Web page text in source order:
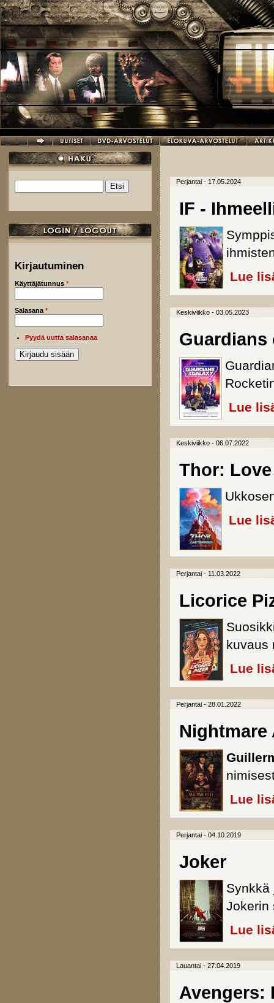
Hyppää pääsisältöön
Hakulomake
Kirjautuminen
Käyttäjätunnus *
Salasana *
Pyydä uutta salasanaa
Perjantai - 17.05.2024
IF -
Lue
Keskiviikko - 03.05.2023
Guardians
Lue
Keskiviikko - 06.07.2022
Thor:
Lue
Perjantai - 11.03.2022
Licorice
kuvaus
Lue
Perjantai - 28.01.2022
Nightmare
Lue
Perjantai - 04.10.2019
Joker
Synkkä
Jokerin
Lue
Lauantai - 27.04.2019
Avengers: